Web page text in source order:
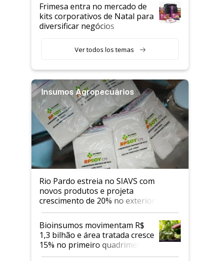
Frimesa entra no mercado de
kits corporativos de Natal para
diversificar negócios
Ver todos los temas
Insumos Agropecuários
Rio Pardo estreia no SIAVS com
novos produtos e projeta
crescimento de 20% no exterior
Bioinsumos movimentam R$
1,3 bilhão e área tratada cresce
15% no primeiro quadrimestre
de 2026